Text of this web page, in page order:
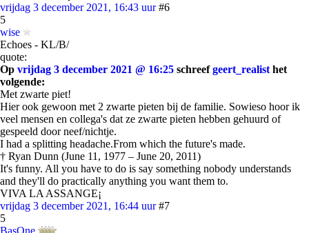
vrijdag 3 december 2021, 16:43 uur #6
5
wise
Echoes - KL/B/
quote:
Op vrijdag 3 december 2021 @ 16:25 schreefgeert_realist het
volgende:
Met zwarte piet!
Hier ook gewoon met 2 zwarte pieten bij de familie. Sowieso hoor ik
veel mensen en collega's dat ze zwarte pieten hebben gehuurd of
gespeeld door neef/nichtje.
I had a splitting headache.From which the future's made.
† Ryan Dunn (June 11, 1977 – June 20, 2011)
It's funny. All you have to do is say something nobody understands
and they'll do practically anything you want them to.
VIVA LA ASSANGE¡
vrijdag 3 december 2021, 16:44 uur #7
5
BasOne